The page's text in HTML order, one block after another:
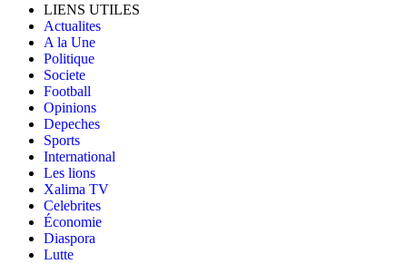
LIENS UTILES
Actualites
A la Une
Politique
Societe
Football
Opinions
Depeches
Sports
International
Les lions
Xalima TV
Celebrites
Économie
Diaspora
Lutte